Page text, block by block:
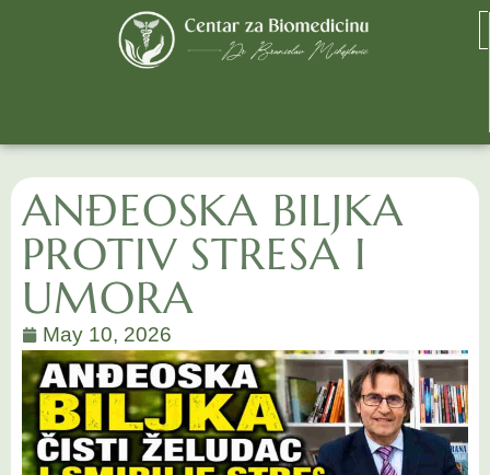
ANĐEOSKA BILJKA
PROTIV STRESA I
UMORA
May 10, 2026